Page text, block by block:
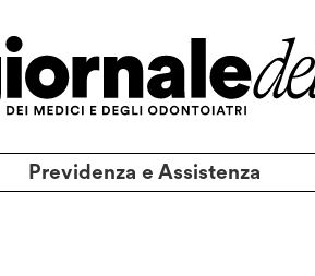
Previdenza e Assistenza